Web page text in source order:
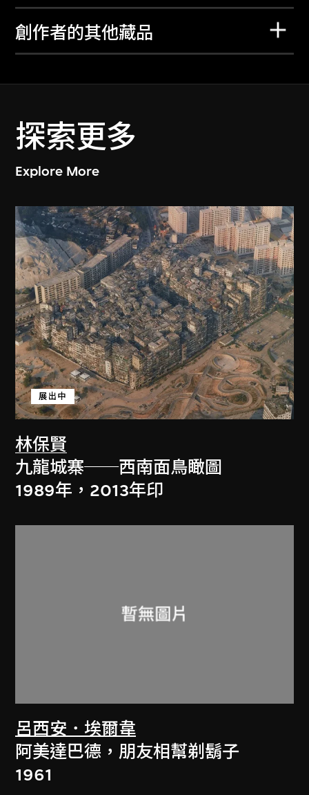
創作者的其他藏品
探索更多
Explore More
林保賢
展出中
九龍城寨──西南面鳥瞰圖
1989年，2013年印
呂西安．埃爾韋
阿美達巴德，朋友相幫剃鬍子
1961